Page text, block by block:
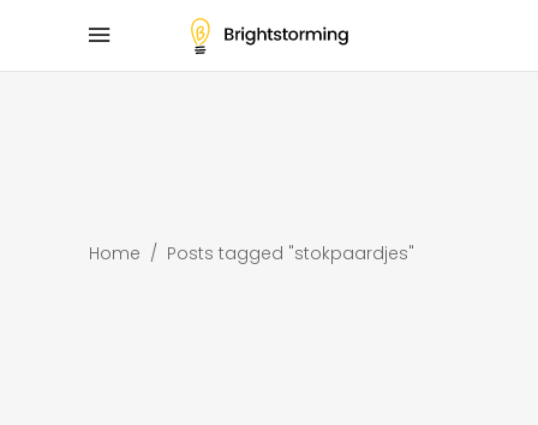
Home / Posts tagged "stokpaardjes"